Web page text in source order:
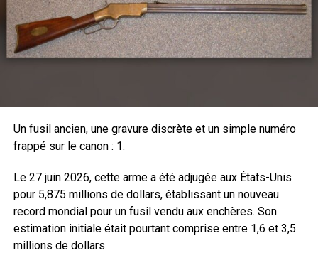
sanglier courant, le tir à l’arc, le tir à la carabine à plomb
ainsi que les traditionnels espaces consacrés aux
concours de trompes, de chien de chasse ou encore d’une
vente aux enchères.
Larivière Organisation prévoit la messe de Saint-Hubert et
un immense vide grenier, sans oublier le grand rendez-
vous du Game Fair : le spectacle du samedi soir suivi de
son feu d’artifice.
Un fusil ancien, une gravure discrète et un simple numéro
frappé sur le canon : 1.
Le 27 juin 2026, cette arme a été adjugée aux États-Unis
pour 5,875 millions de dollars, établissant un nouveau
record mondial pour un fusil vendu aux enchères. Son
estimation initiale était pourtant comprise entre 1,6 et 3,5
millions de dollars.